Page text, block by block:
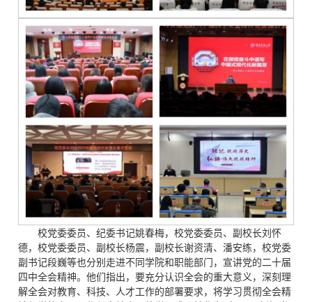
校党委委员、纪委书记姚春梅，校党委委员、副校长刘怀
德，校党委委员、副校长杨震，副校长谢资清、潘安练，校党委
副书记段巍等也分别走进不同学院和职能部门，宣讲党的二十届
四中全会精神。他们指出，要充分认识全会的重大意义，深刻理
解全会对教育、科技、人才工作的部署要求，将学习贯彻全会精